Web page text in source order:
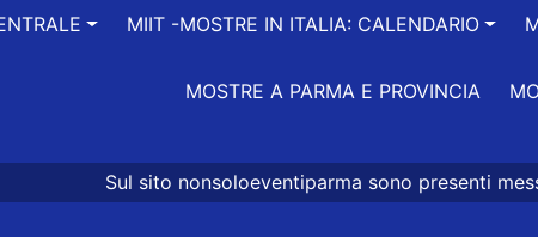
MIIT -MOSTRE IN ITALIA: CALENDARIO
MOSTRE A PARMA E PROVINCIA
nonsoloeventiparma sono presenti messaggi